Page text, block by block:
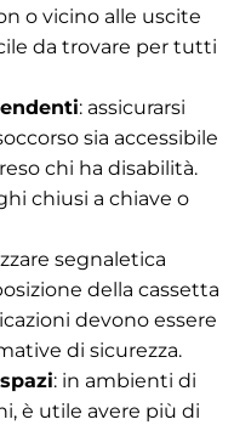
o vicino alle uscite
da trovare per tutti
: assicurarsi
sia accessibile
chi ha disabilità.
chiusi a chiave o
segnaletica
della cassetta
devono essere
di sicurezza.
: in ambienti di
è utile avere più di